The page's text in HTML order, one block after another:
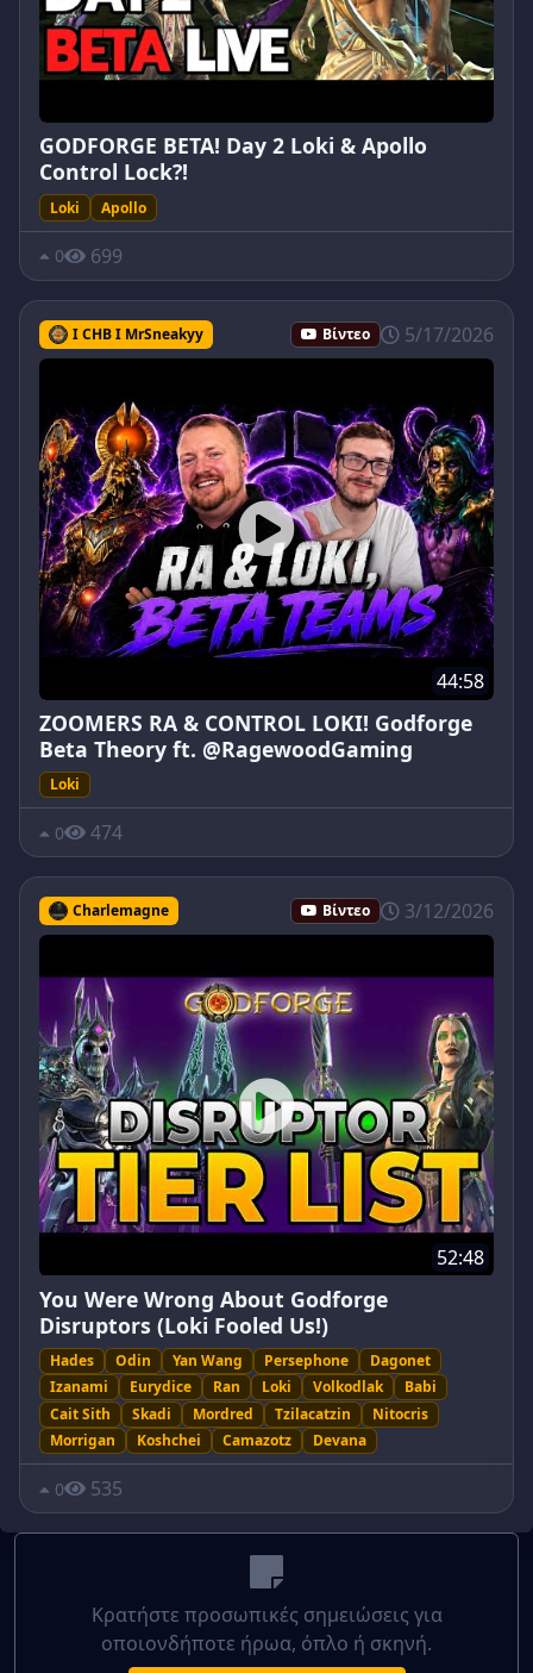
GODFORGE BETA! Day 2 Loki & Apollo
Control Lock?!
Loki Apollo
0 699
I CHB I MrSneakyy Βίντεο 5/17/2026
44:58
ZOOMERS RA & CONTROL LOKI! Godforge
Beta Theory ft. @RagewoodGaming
Loki
0 474
Charlemagne Βίντεο 3/12/2026
52:48
You Were Wrong About Godforge
Disruptors (Loki Fooled Us!)
Hades Odin Yan Wang Persephone
Dagonet
Izanami
Eurydice Ran Loki Volkodlak
Babi
Cait Sith
Skadi Mordred Tzilacatzin
Nitocris
Morrigan
Koshchei Camazotz Devana
0 535
Κρατήστε προσωπικές σημειώσεις για
οποιονδήποτε ήρωα, όπλο ή σκηνή.